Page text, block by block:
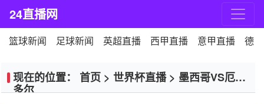
24直播网
篮球新闻 足球新闻 英超直播 西甲直播 意甲直播 德
现在的位置： 首页 > 世界杯直播> 墨西哥VS厄瓜
多尔